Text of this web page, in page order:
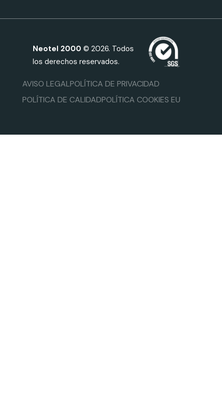
Neotel 2000 © 2026. Todos
los derechos reservados.
AVISO LEGALPOLÍTICA DE PRIVACIDAD
POLÍTICA DE CALIDADPOLÍTICA COOKIES EU